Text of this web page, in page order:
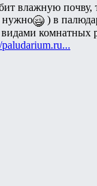
влажную почву,
нужно
) в
комнатных